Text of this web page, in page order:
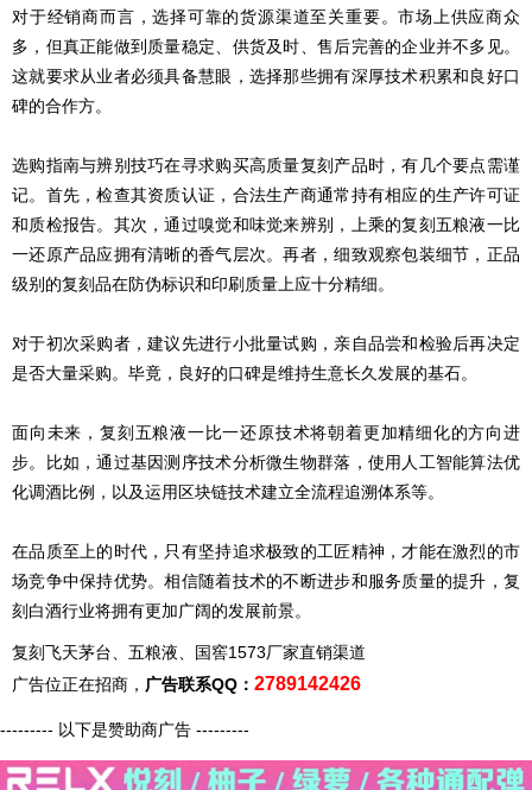
对于经销商而言，选择可靠的货源渠道至关重要。市场上供应商众
多，但真正能做到质量稳定、供货及时、售后完善的企业并不多见。
这就要求从业者必须具备慧眼，选择那些拥有深厚技术积累和良好口
碑的合作方。
选购指南与辨别技巧在寻求购买高质量复刻 产品时，有几个要点需谨
记。首先，检查其资质认证，合法生产商通常持有相应的生产许可证
和质检报告。其次，通过嗅觉和味觉来辨别，上乘的复刻五粮液一比
一还原产品应拥有清晰的香气层次。再者，细致观察包装细节，正品
级别的复刻品在防伪标识和印刷质量上应十分精细。
对于初次采购者，建议先进行小批量试购，亲自品尝和检验后再决定
是否大量采购。毕竟，良好的口碑是维持生意长久发展的基石。
面向未来， 复刻 五粮液一比一还原技术将朝着更加精细化的方向进
步。比如，通过基因测序技术分析微生物群落，使用人工智能算法优
化调酒比例，以及运用区块链技术建立全流程追溯体系等。
在品质至上的时代，只有坚持追求极致的工匠精神，才能在激烈的市
场竞争中保持优势。相信随着技术的不断进步和服务质量的提升， 复
刻 白酒行业将拥有更加广阔的发展前景。
复刻飞天茅台、五粮液、国窖1573厂家直销渠道
广告位正在招商， 广告联系QQ： 2789142426
--------- 以下是赞助商广告 ---------